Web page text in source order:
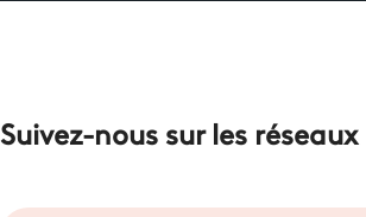
Suivez-nous sur les réseaux